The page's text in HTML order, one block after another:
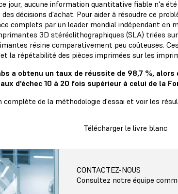
jour, aucune information quantitative fiable n'a
décisions d'achat. Pour aider à résoudre ce
complets par un leader mondial indépendant en
3D stéréolithographiques (SLA) triées
résine comparativement peu coûteuses.
la répétabilité des pièces imprimées sur les
a obtenu un taux de réussite de 98,7 %,
d'échec 10 à 20 fois supérieur à celui de la
complète de la méthodologie d'essai et voir les
Télécharger le livre blanc
CONTACTEZ-NOUS
Consultez notre équipe